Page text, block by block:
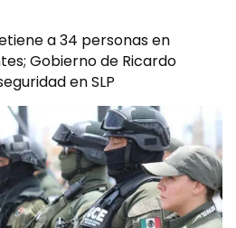
a 34 personas en
Gobierno de Ricardo
en SLP